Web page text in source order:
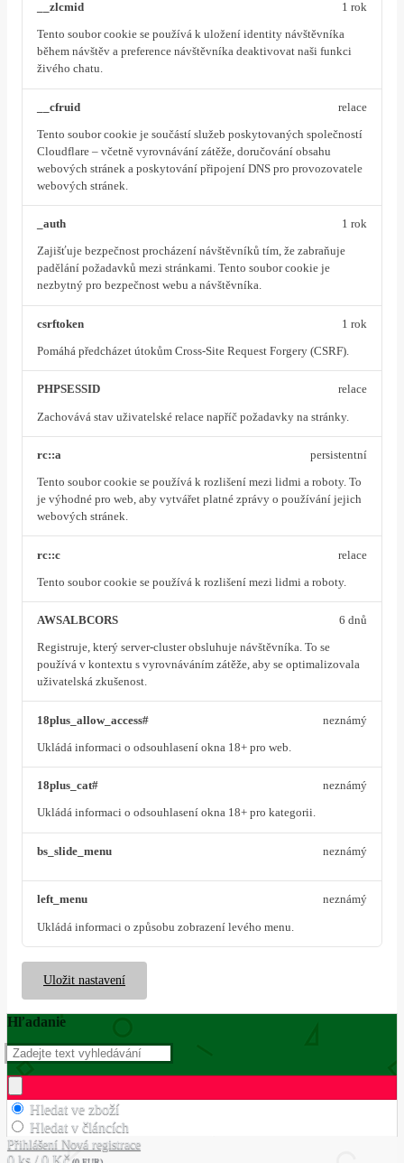
__zlcmid
Tento soubor cookie se používá k uložení identity návštěvníka
během návštěv a preference návštěvníka deaktivovat naši funkci
živého chatu.
1 rok
__cfruid
Tento soubor cookie je součástí služeb poskytovaných společností
Cloudflare – včetně vyrovnávání zátěže, doručování obsahu
webových stránek a poskytování připojení DNS pro provozovatele
webových stránek.
relace
_auth
Zajišťuje bezpečnost procházení návštěvníků tím, že zabraňuje
padělání požadavků mezi stránkami. Tento soubor cookie je
nezbytný pro bezpečnost webu a návštěvníka.
1 rok
csrftoken
Pomáhá předcházet útokům Cross-Site Request Forgery (CSRF).
1 rok
PHPSESSID
Zachovává stav uživatelské relace napříč požadavky na stránky.
relace
rc::a
Tento soubor cookie se používá k rozlišení mezi lidmi a roboty. To
je výhodné pro web, aby vytvářet platné zprávy o používání jejich
webových stránek.
persistentní
rc::c
Tento soubor cookie se používá k rozlišení mezi lidmi a roboty.
relace
AWSALBCORS
Registruje, který server-cluster obsluhuje návštěvníka. To se
používá v kontextu s vyrovnáváním zátěže, aby se optimalizovala
uživatelská zkušenost.
6 dnů
18plus_allow_access#
Ukládá informaci o odsouhlasení okna 18+ pro web.
neznámý
18plus_cat#
Ukládá informaci o odsouhlasení okna 18+ pro kategorii.
neznámý
bs_slide_menu neznámý
left_menu
Ukládá informaci o způsobu zobrazení levého menu.
neznámý
Uložit nastavení
Hľadanie
Hledat ve zboží
Hledat v článcích
Přihlášení Nová registrace
0 ks / 0 Kč